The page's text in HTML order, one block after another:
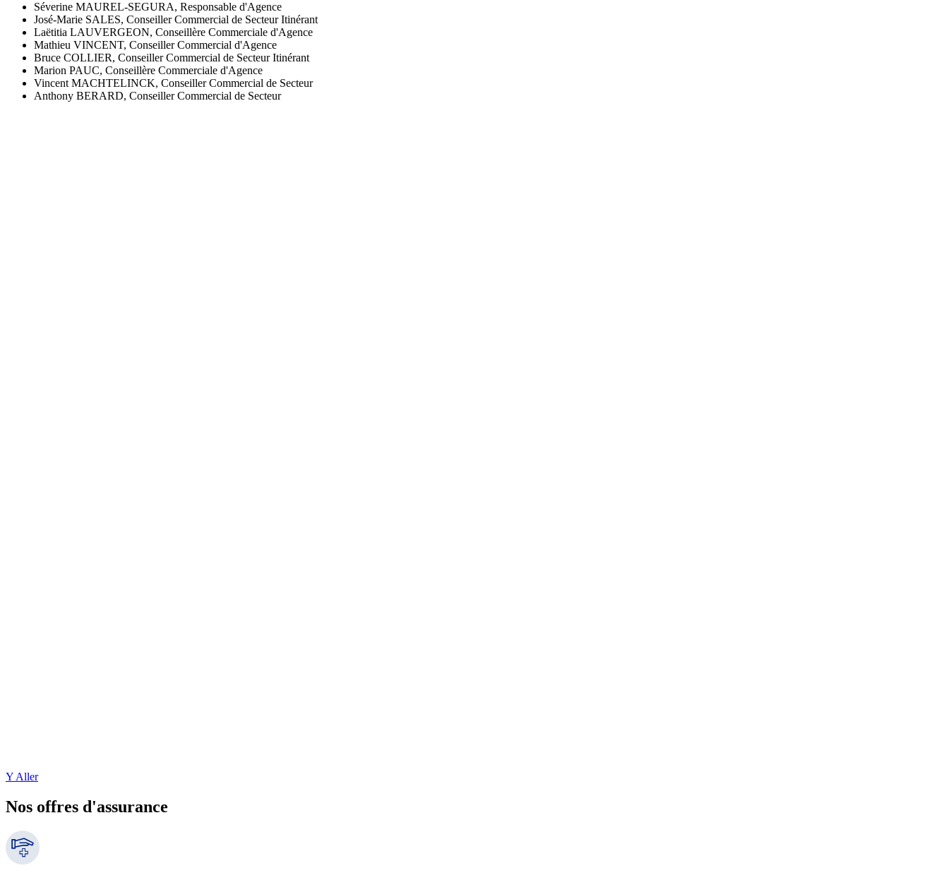
Séverine MAUREL-SEGURA, Responsable d'Agence
José-Marie SALES, Conseiller Commercial de Secteur Itinérant
Laëtitia LAUVERGEON, Conseillère Commerciale d'Agence
Mathieu VINCENT, Conseiller Commercial d'Agence
Bruce COLLIER, Conseiller Commercial de Secteur Itinérant
Marion PAUC, Conseillère Commerciale d'Agence
Vincent MACHTELINCK, Conseiller Commercial de Secteur
Anthony BERARD, Conseiller Commercial de Secteur
Y Aller
Nos offres d'assurance